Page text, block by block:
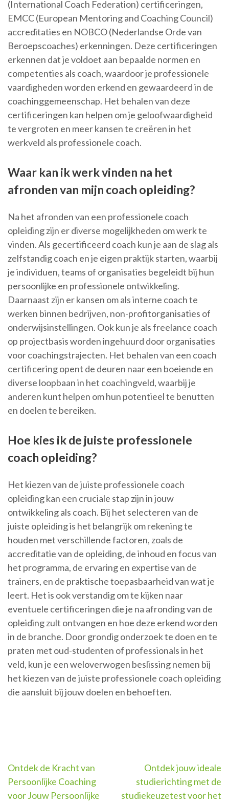
(International Coach Federation) certificeringen,
EMCC (European Mentoring and Coaching Council)
accreditaties en NOBCO (Nederlandse Orde van
Beroepscoaches) erkenningen. Deze certificeringen
erkennen dat je voldoet aan bepaalde normen en
competenties als coach, waardoor je professionele
vaardigheden worden erkend en gewaardeerd in de
coachinggemeenschap. Het behalen van deze
certificeringen kan helpen om je geloofwaardigheid
te vergroten en meer kansen te creëren in het
werkveld als professionele coach.
Waar kan ik werk vinden na het
afronden van mijn coach opleiding?
Na het afronden van een professionele coach
opleiding zijn er diverse mogelijkheden om werk te
vinden. Als gecertificeerd coach kun je aan de slag als
zelfstandig coach en je eigen praktijk starten, waarbij
je individuen, teams of organisaties begeleidt bij hun
persoonlijke en professionele ontwikkeling.
Daarnaast zijn er kansen om als interne coach te
werken binnen bedrijven, non-profitorganisaties of
onderwijsinstellingen. Ook kun je als freelance coach
op projectbasis worden ingehuurd door organisaties
voor coachingstrajecten. Het behalen van een coach
certificering opent de deuren naar een boeiende en
diverse loopbaan in het coachingveld, waarbij je
anderen kunt helpen om hun potentieel te benutten
en doelen te bereiken.
Hoe kies ik de juiste professionele
coach opleiding?
Het kiezen van de juiste professionele coach
opleiding kan een cruciale stap zijn in jouw
ontwikkeling als coach. Bij het selecteren van de
juiste opleiding is het belangrijk om rekening te
houden met verschillende factoren, zoals de
accreditatie van de opleiding, de inhoud en focus van
het programma, de ervaring en expertise van de
trainers, en de praktische toepasbaarheid van wat je
leert. Het is ook verstandig om te kijken naar
eventuele certificeringen die je na afronding van de
opleiding zult ontvangen en hoe deze erkend worden
in de branche. Door grondig onderzoek te doen en te
praten met oud-studenten of professionals in het
veld, kun je een weloverwogen beslissing nemen bij
het kiezen van de juiste professionele coach opleiding
die aansluit bij jouw doelen en behoeften.
Berichtnavigatie
Ontdek de Kracht van
Persoonlijke Coaching
voor Jouw Persoonlijke
Ontdek jouw ideale
studierichting met de
studiekeuzetest voor het